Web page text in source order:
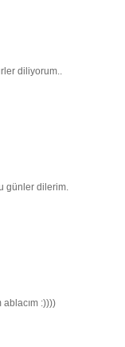
diliyorum..
günler dilerim.
:))))